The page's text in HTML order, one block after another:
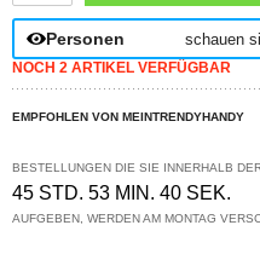
Personen schauen
NOCH 2 ARTIKEL VERFÜGBAR
EMPFOHLEN VON MEINTRENDYHANDY
BESTELLUNGEN DIE SIE INNERHALB
45 STD. 53 MIN. 40 SEK.
AUFGEBEN, WERDEN AM MONTAG